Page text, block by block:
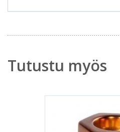
Tutustu myös